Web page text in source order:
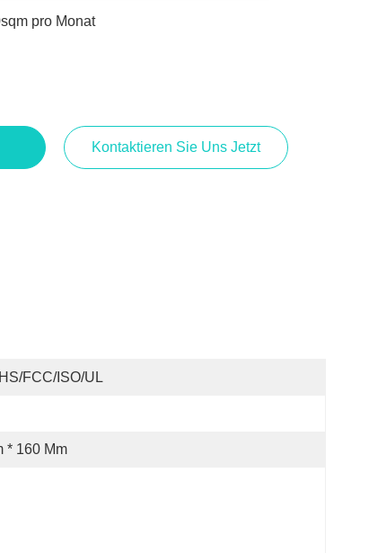
pro Monat
Kontaktieren Sie Uns Jetzt
FCC/ISO/UL
* 160 Mm